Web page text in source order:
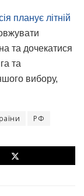
планує літній
та дочекатися
та
вибору,
РФ